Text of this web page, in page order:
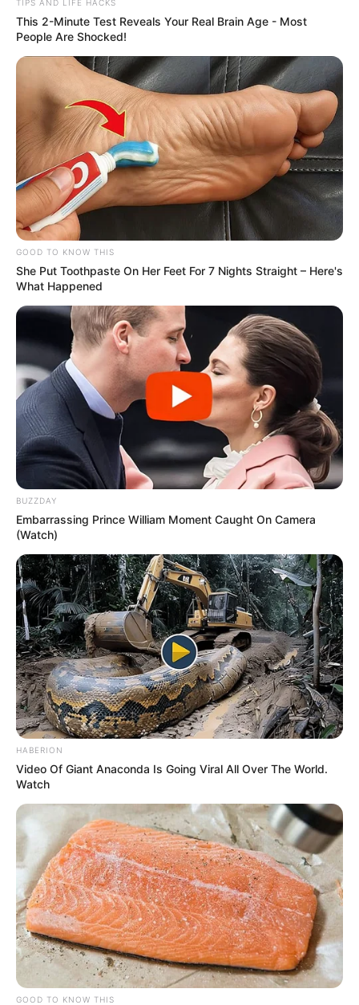
TIPS AND LIFE HACKS
This 2-Minute Test Reveals Your Real Brain Age - Most
People Are Shocked!
GOOD TO KNOW THIS
She Put Toothpaste On Her Feet For 7 Nights Straight – Here's
What Happened
BUZZDAY
Embarrassing Prince William Moment Caught On Camera
(Watch)
HABERION
Video Of Giant Anaconda Is Going Viral All Over The World.
Watch
GOOD TO KNOW THIS